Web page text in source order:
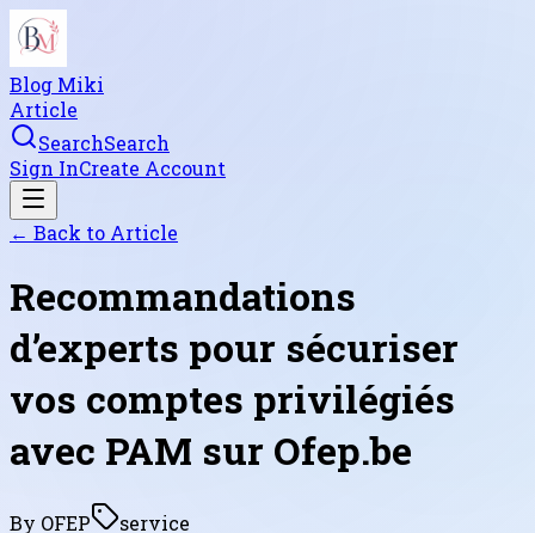
Blog Miki
Article
SearchSearch
Sign InCreate Account
← Back to Article
Recommandations
d’experts pour sécuriser
vos comptes privilégiés
avec PAM sur Ofep.be
By OFEP
service